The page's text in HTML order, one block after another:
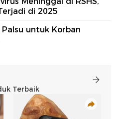
di 2025
untuk Korban